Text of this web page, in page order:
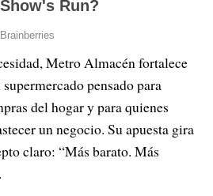
Metro Almacén fortalece
pensado para
del hogar y para quienes
un negocio. Su apuesta gira
claro: “Más barato. Más